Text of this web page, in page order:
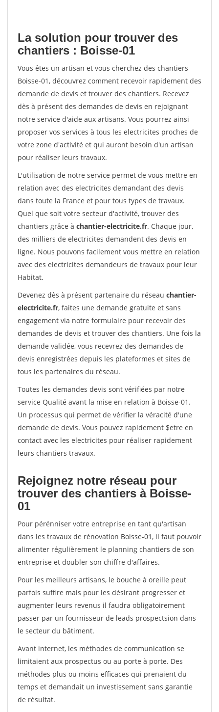
La solution pour trouver des
chantiers : Boisse-01
Vous êtes un artisan et vous cherchez des chantiers
Boisse-01, découvrez comment recevoir rapidement des
demande de devis et trouver des chantiers. Recevez
dès à présent des demandes de devis en rejoignant
notre service d'aide aux artisans. Vous pourrez ainsi
proposer vos services à tous les electricites proches de
votre zone d'activité et qui auront besoin d'un artisan
pour réaliser leurs travaux.
L'utilisation de notre service permet de vous mettre en
relation avec des electricites demandant des devis
dans toute la France et pour tous types de travaux.
Quel que soit votre secteur d'activité, trouver des
chantiers grâce à chantier-electricite.fr. Chaque jour,
des milliers de electricites demandent des devis en
ligne. Nous pouvons facilement vous mettre en relation
avec des electricites demandeurs de travaux pour leur
Habitat.
Devenez dès à présent partenaire du réseau chantier-
electricite.fr, faites une demande gratuite et sans
engagement via notre formulaire pour recevoir des
demandes de devis et trouver des chantiers. Une fois la
demande validée, vous recevrez des demandes de
devis enregistrées depuis les plateformes et sites de
tous les partenaires du réseau.
Toutes les demandes devis sont vérifiées par notre
service Qualité avant la mise en relation à Boisse-01.
Un processus qui permet de vérifier la véracité d'une
demande de devis. Vous pouvez rapidement $etre en
contact avec les electricites pour réaliser rapidement
leurs chantiers travaux.
Rejoignez notre réseau pour
trouver des chantiers à Boisse-
01
Pour pérénniser votre entreprise en tant qu'artisan
dans les travaux de rénovation Boisse-01, il faut pouvoir
alimenter régulièrement le planning chantiers de son
entreprise et doubler son chiffre d'affaires.
Pour les meilleurs artisans, le bouche à oreille peut
parfois suffire mais pour les désirant progresser et
augmenter leurs revenus il faudra obligatoirement
passer par un fournisseur de leads prospectsion dans
le secteur du bâtiment.
Avant internet, les méthodes de communication se
limitaient aux prospectus ou au porte à porte. Des
méthodes plus ou moins efficaces qui prenaient du
temps et demandait un investissement sans garantie
de résultat.